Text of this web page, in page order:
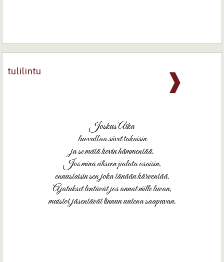
❱
tulilintu
Joskus Aika
luovuttaa siivet takaisin
ja se meitä kovin hämmentää.
Jos minä eiliseen palata osaisin,
ennustaisin sen joka tänään kärventää.
Ajatukset lentävät jos annat niille luvan,
muistot jäsentävät linnun uutena saapuvan.